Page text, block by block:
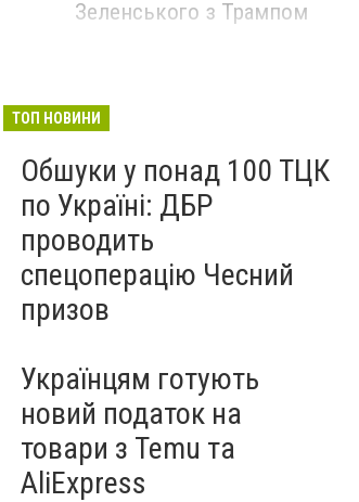
Зеленського з Трампом
ТОП НОВИНИ
Обшуки у понад 100 ТЦК
по Україні: ДБР
проводить
спецоперацію Чесний
призов
Українцям готують
новий податок на
товари з Temu та
AliExpress